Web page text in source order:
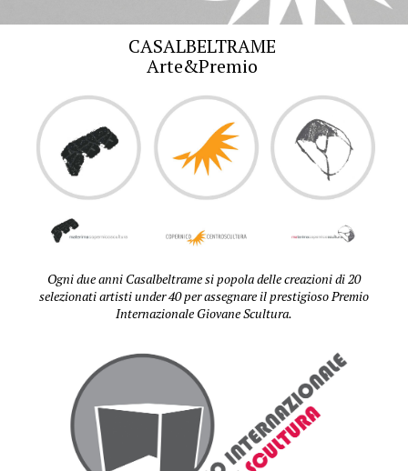
CASALBELTRAME
Arte&Premio
Ogni due anni Casalbeltrame si popola delle creazioni di 20
selezionati artisti under 40 per assegnare il prestigioso Premio
Internazionale Giovane Scultura.